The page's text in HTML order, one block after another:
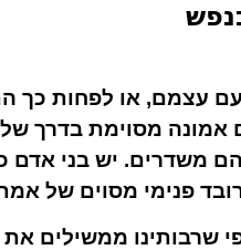
עצמם, או לפחות כך
מסוימת בדרך
משדרים. יש בני אדם
פנימי מסוים של
שרבותינו ממשילים